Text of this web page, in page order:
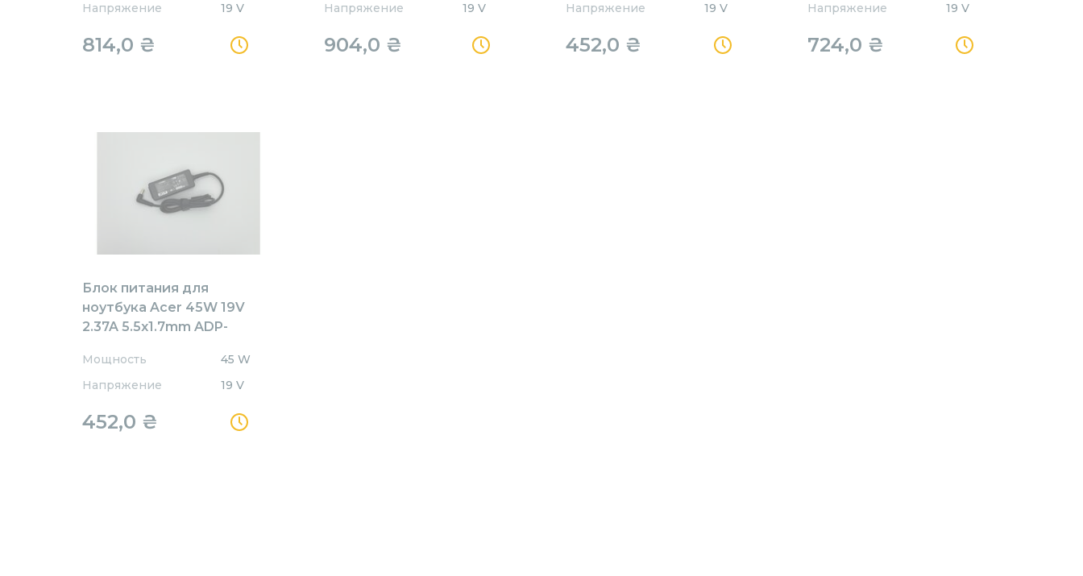
Напряжение
19 V
814,0 ₴
Напряжение
19 V
904,0 ₴
Напряжение
19 V
452,0 ₴
Напряжение
19 V
724,0 ₴
Блок питания для
ноутбука Acer 45W 19V
2.37A 5.5x1.7mm ADP-
Мощность
45 W
Напряжение
19 V
452,0 ₴